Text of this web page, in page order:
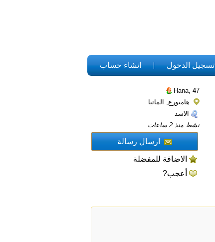
انشاء حساب تسجيل الدخول
Hana, 47
هامبورغ, المانيا
الاسد
نشط منذ 2 ساعات
ارسال رسالة
الاضافة للمفضلة
أعجب?